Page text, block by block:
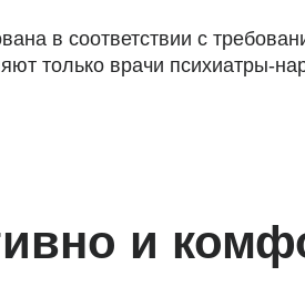
в соответствии с
только врачи психиатры-
и